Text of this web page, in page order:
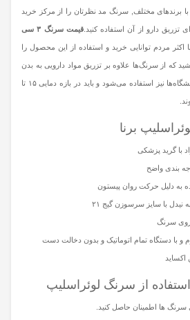
با برندهای مختلف, سرنگ مد نظرتان را از مرکز خرید
تزریق دارو از آن استفاده کنید. قیمت سرنگ ۳ سی
مردم توانایی خرید و استفاده از این محصول را
که از سرنگ‌ها علاوه بر تزریق مواد دارویی به بدن
برای گرفتن نمونه خون در آزمایشگاه‌ها نیز استفاده می‌شود و باید در بازه دمایی ۱۵ تا
با گرید پزشکی
بندی واضح
به دلیل حرکت روان پیستون
نیدل با سایز سرسوزن گیج ۲۱
روی سرنگ
و با دستگاه تمام اتوماتیک و بدون دخالت دست
اکساید
از سرنگ لوئراسلیپ
سرنگ ها اطمینان حاصل کنید.